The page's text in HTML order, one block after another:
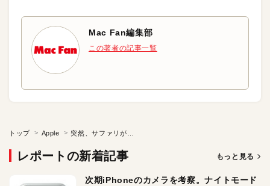
Mac Fan編集部
この著者の記事一覧
トップ Apple
レポートの新着記事 もっと見る
次期iPhoneのカメラを考察。ナイトモード